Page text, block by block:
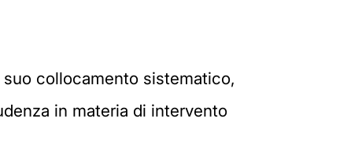
collocamento sistematico,
in materia di intervento